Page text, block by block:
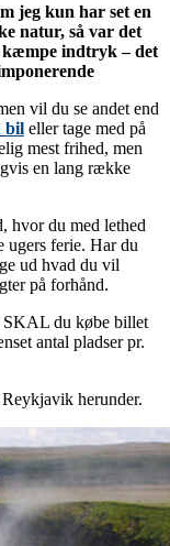
jeg kun har set en
natur, så var det
indtryk – det
vil du se andet end
bil eller tage med på
mest frihed, men
en lang række
hvor du med lethed
ugers ferie. Har du
ud hvad du vil
på forhånd.
SKAL du købe billet
antal pladser pr.
herunder.